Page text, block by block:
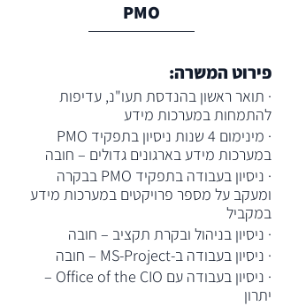
PMO
פירוט המשרה:
· תואר ראשון בהנדסת תעו"נ, עדיפות
להתמחות במערכות מידע
במערכות מידע בארגונים גדולים – חובה
· ניסיון בעבודה בתפקיד PMO בבקרה
ומעקב על מספר פרויקטים במערכות מידע
במקביל
· ניסיון בניהול ובקרת תקציב – חובה
· ניסיון בעבודה ב-MS-Project – חובה
· ניסיון בעבודה עם Office of the CIO –
יתרון